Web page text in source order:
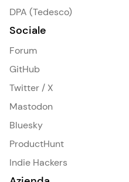
DPA (Tedesco)
Sociale
Forum
GitHub
Twitter / X
Mastodon
Bluesky
ProductHunt
Indie Hackers